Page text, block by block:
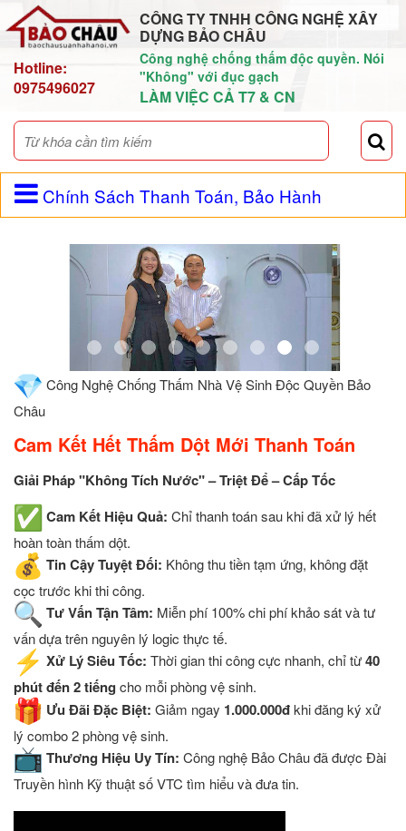
Hotline:
0975496027
CÔNG TY TNHH CÔNG NGHỆ XÂY
DỰNG BẢO CHÂU
Công nghệ chống thấm độc quyền. Nói
"Không" với đục gạch
LÀM VIỆC CẢ T7 & CN
Chính Sách Thanh Toán, Bảo Hành
Công Nghệ Chống Thấm Nhà Vệ Sinh Độc Quyền Bảo
Châu
Cam Kết Hết Thấm Dột Mới Thanh Toán
Giải Pháp "Không Tích Nước" – Triệt Để – Cấp Tốc
Cam Kết Hiệu Quả: Chỉ thanh toán sau khi đã xử lý hết
hoàn toàn thấm dột.
Tin Cậy Tuyệt Đối: Không thu tiền tạm ứng, không đặt
cọc trước khi thi công.
Tư Vấn Tận Tâm: Miễn phí 100% chi phí khảo sát và tư
vấn dựa trên nguyên lý logic thực tế.
Xử Lý Siêu Tốc: Thời gian thi công cực nhanh, chỉ từ40
phút đến 2 tiếng cho mỗi phòng vệ sinh.
Ưu Đãi Đặc Biệt: Giảm ngay 1.000.000đkhi đăng ký xử
lý combo 2 phòng vệ sinh.
Thương Hiệu Uy Tín: Công nghệ Bảo Châu đã được Đài
Truyền hình Kỹ thuật số VTC tìm hiểu và đưa tin.